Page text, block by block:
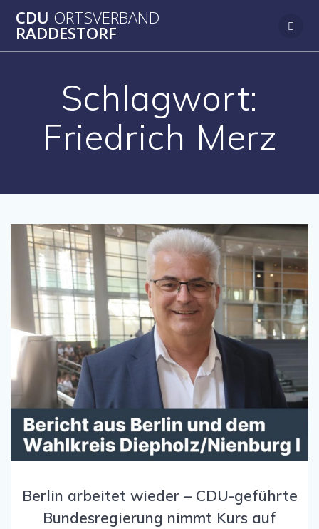
CDU ORTSVERBAND
RADDESTORF
Schlagwort:
Friedrich Merz
Berlin arbeitet wieder – CDU-geführte
Bundesregierung nimmt Kurs auf